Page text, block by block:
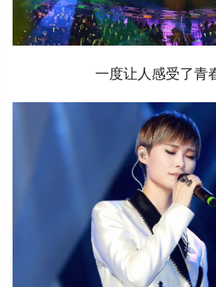
一度让人感受了青